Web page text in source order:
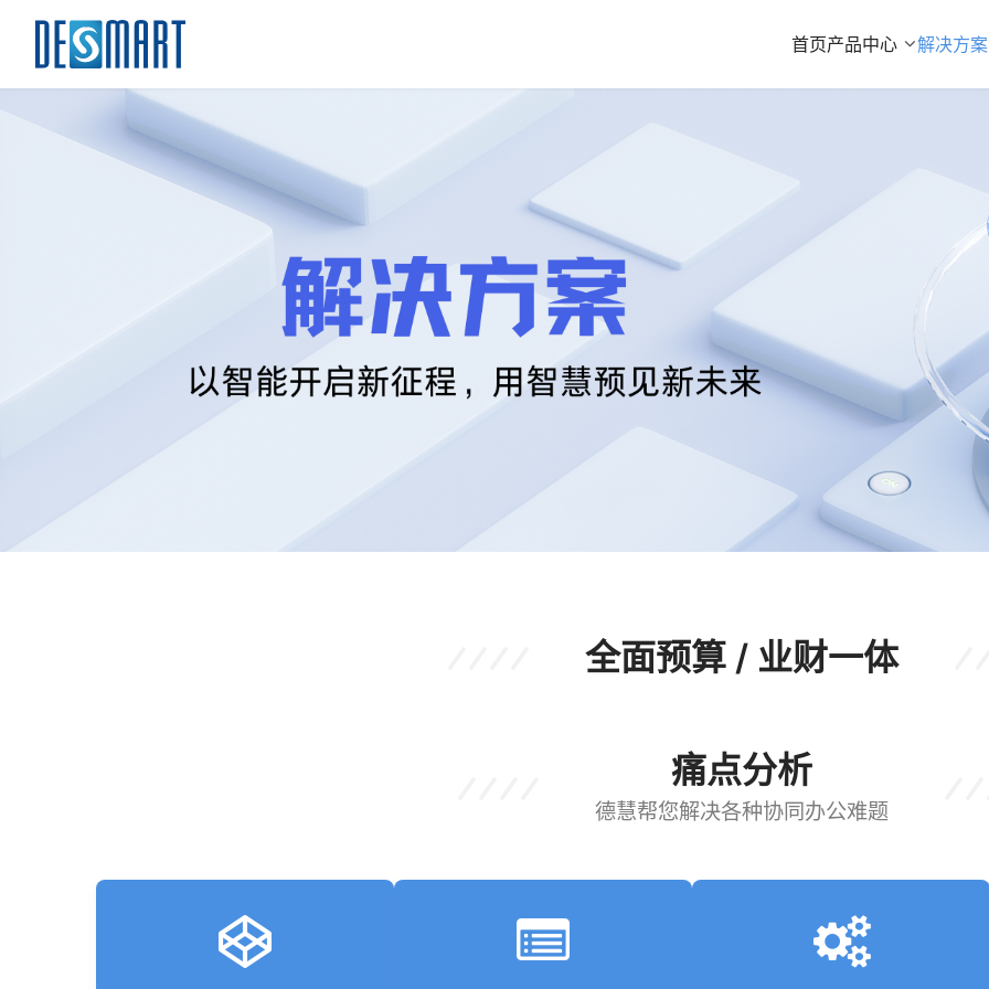
首页产品中心 解决方案
全面预算 / 业财一体
痛点分析
德慧帮您解决各种协同办公难题